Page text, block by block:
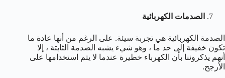
الصدمات الكهربائية
الصدمة الكهربائية هي تجربة سيئة. على الرغم من أنها عادة ما
تكون خفيفة إلى حد ما ، وهو شيء يشبه الصدمة الثابتة ، إلا
أنهم يذكروننا بأن الكهرباء خطيرة عندما لا يتم استخدامها على
الأرجح.